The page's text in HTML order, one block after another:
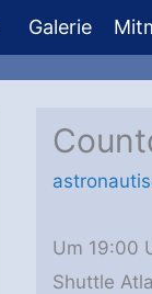
Galerie
Um 19:00
Shuttle